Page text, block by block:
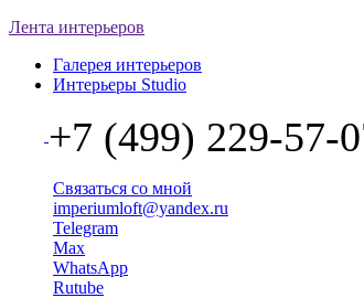
Лента интерьеров
Галерея интерьеров
Интерьеры Studio
+7 (499) 229-57-
Связаться со мной
imperiumloft@yandex.ru
Telegram
Max
WhatsApp
Rutube